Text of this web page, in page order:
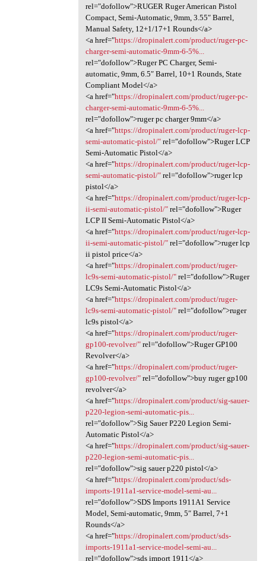
rel="dofollow">RUGER Ruger American Pistol
Compact, Semi-Automatic, 9mm, 3.55″ Barrel,
Manual Safety, 12+1/17+1 Rounds</a>
<a href="https://dropinalert.com/product/ruger-pc-
charger-semi-automatic-9mm-6-5%...
rel="dofollow">Ruger PC Charger, Semi-
automatic, 9mm, 6.5″ Barrel, 10+1 Rounds, State
Compliant Model</a>
<a href="https://dropinalert.com/product/ruger-pc-
charger-semi-automatic-9mm-6-5%...
rel="dofollow">ruger pc charger 9mm</a>
<a href="https://dropinalert.com/product/ruger-lcp-
semi-automatic-pistol/"rel="dofollow">Ruger LCP
Semi-Automatic Pistol</a>
<a href="https://dropinalert.com/product/ruger-lcp-
semi-automatic-pistol/"rel="dofollow">ruger lcp
pistol</a>
<a href="https://dropinalert.com/product/ruger-lcp-
ii-semi-automatic-pistol/"rel="dofollow">Ruger
LCP II Semi-Automatic Pistol</a>
<a href="https://dropinalert.com/product/ruger-lcp-
ii-semi-automatic-pistol/"rel="dofollow">ruger lcp
ii pistol price</a>
<a href="https://dropinalert.com/product/ruger-
lc9s-semi-automatic-pistol/"rel="dofollow">Ruger
LC9s Semi-Automatic Pistol</a>
<a href="https://dropinalert.com/product/ruger-
lc9s-semi-automatic-pistol/"rel="dofollow">ruger
lc9s pistol</a>
<a href="https://dropinalert.com/product/ruger-
gp100-revolver/"rel="dofollow">Ruger GP100
Revolver</a>
<a href="https://dropinalert.com/product/ruger-
gp100-revolver/"rel="dofollow">buy ruger gp100
revolver</a>
<a href="https://dropinalert.com/product/sig-sauer-
p220-legion-semi-automatic-pis...
rel="dofollow">Sig Sauer P220 Legion Semi-
Automatic Pistol</a>
<a href="https://dropinalert.com/product/sig-sauer-
p220-legion-semi-automatic-pis...
rel="dofollow">sig sauer p220 pistol</a>
<a href="https://dropinalert.com/product/sds-
imports-1911a1-service-model-semi-au...
rel="dofollow">SDS Imports 1911A1 Service
Model, Semi-automatic, 9mm, 5″ Barrel, 7+1
Rounds</a>
<a href="https://dropinalert.com/product/sds-
imports-1911a1-service-model-semi-au...
rel="dofollow">sds import 1911</a>